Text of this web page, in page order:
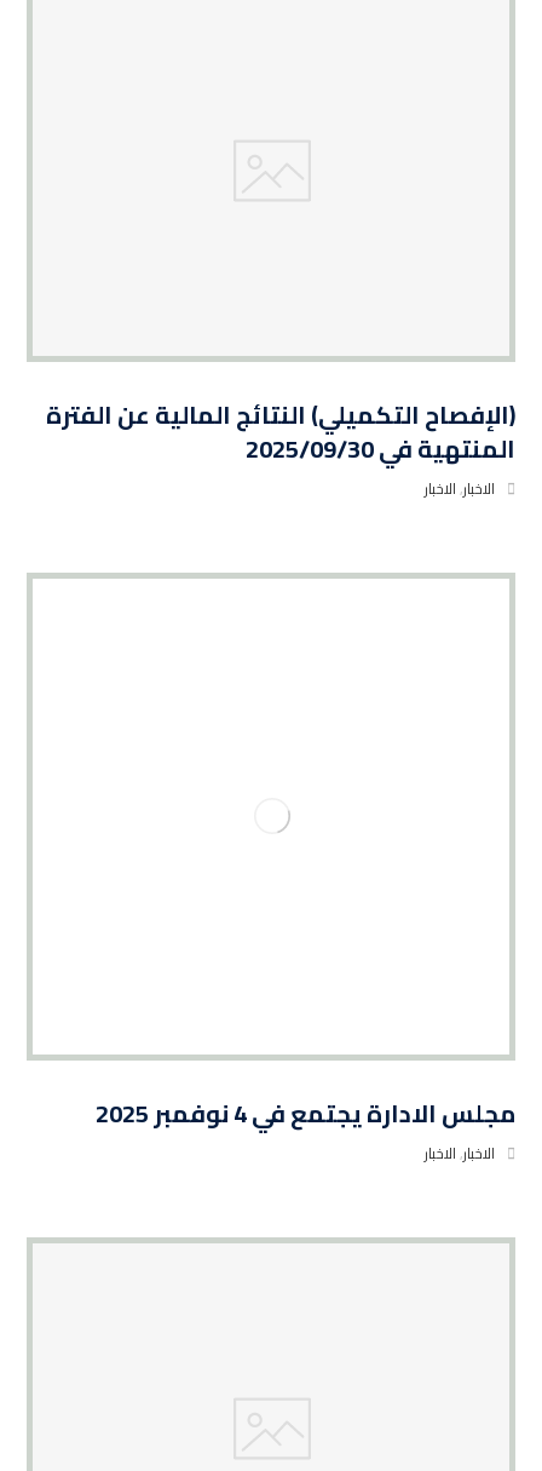
(الإفصاح التكميلي) النتائج المالية عن الفترة
المنتهية في 2025/09/30
الاخبار,الاخبار
مجلس الادارة يجتمع في 4 نوفمبر 2025
الاخبار,الاخبار